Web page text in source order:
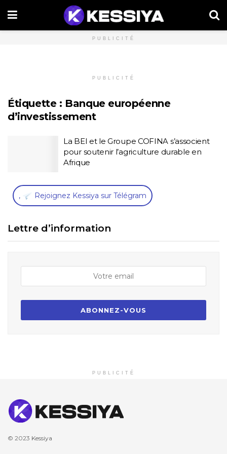
PUBLICITÉ
PUBLICITÉ
Étiquette : Banque européenne
d’investissement
La BEI et le Groupe COFINA s’associent
pour soutenir l’agriculture durable en
Afrique
, Rejoignez Kessiya sur Télégram
Lettre d’information
PUBLICITÉ
© 2023 Kessiya